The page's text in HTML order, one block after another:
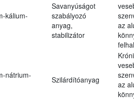
kálium-
Savanyúságot
szabályozó
anyag,
stabilizátor
az
nátrium-
Szilárdítóanyag
az